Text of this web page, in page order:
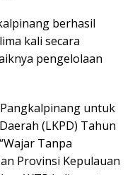
berhasil
kali secara
pengelolaan
untuk
(LKPD) Tahun
Tanpa
Provinsi Kepulauan